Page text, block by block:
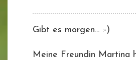
Gibt es morgen... :-)
Meine Freundin Martina